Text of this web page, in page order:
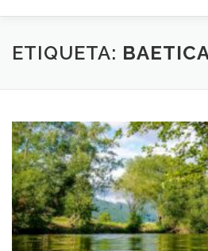
INICIO PRESENTACIÓN
LUGAR DE CELEBRACIÓN
ETIQUETA: